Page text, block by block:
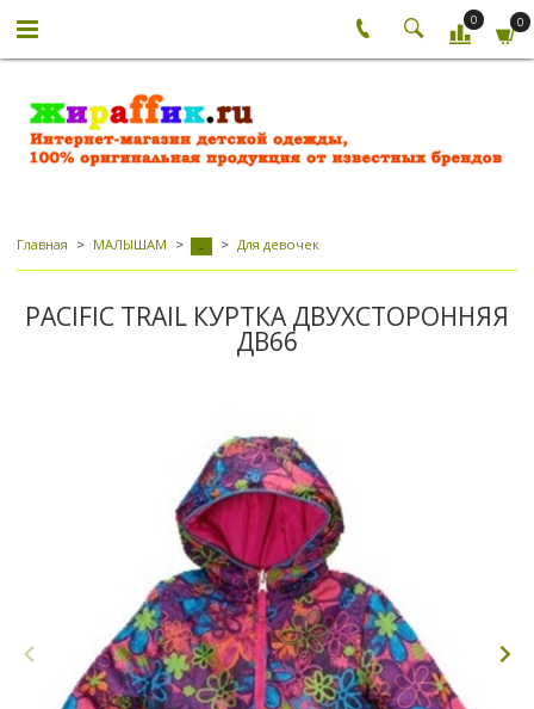
0 0
Главная МАЛЫШАМ - Для девочек
PACIFIC TRAIL КУРТКА ДВУХСТОРОННЯЯ
ДВ66